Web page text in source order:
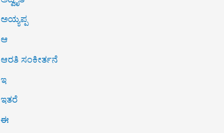
ಅಯ್ಯಪ್ಪ
ಆ
ಆರತಿ ಸಂಕೀರ್ತನೆ
ಇ
ಇತರೆ
ಈ